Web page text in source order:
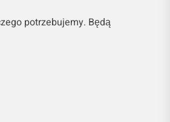
potrzebujemy. Będą